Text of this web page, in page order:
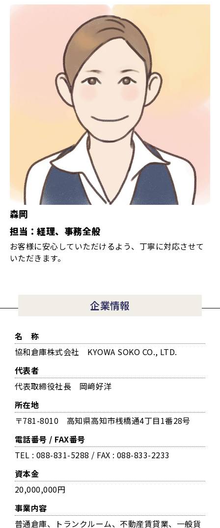
森岡
担当：経理、事務全般
お客様に安心していただけるよう、丁寧に対応させて
いただきます。
企業情報
名 称
協和倉庫株式会社 KYOWA SOKO CO., LTD.
代表者
代表取締役社長 岡﨑好洋
所在地
〒781-8010 高知県高知市桟橋通4丁目1番28号
電話番号 / FAX番号
TEL : 088-831-5288 / FAX : 088-833-2233
資本金
20,000,000円
事業内容
普通倉庫、トランクルーム、不動産賃貸業、一般貨